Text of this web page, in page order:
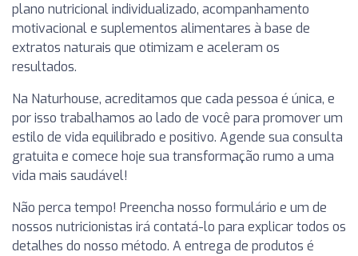
plano nutricional individualizado, acompanhamento
motivacional e suplementos alimentares à base de
extratos naturais que otimizam e aceleram os
resultados.
Na Naturhouse, acreditamos que cada pessoa é única, e
por isso trabalhamos ao lado de você para promover um
estilo de vida equilibrado e positivo. Agende sua consulta
gratuita e comece hoje sua transformação rumo a uma
vida mais saudável!
Não perca tempo! Preencha nosso formulário e um de
nossos nutricionistas irá contatá-lo para explicar todos os
detalhes do nosso método. A entrega de produtos é